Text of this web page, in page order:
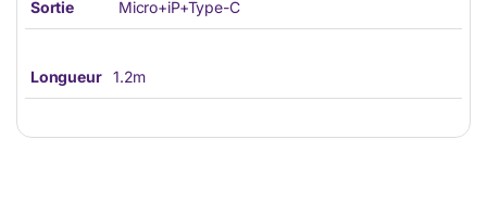
Sortie Micro+iP+Type-C
Longueur 1.2m